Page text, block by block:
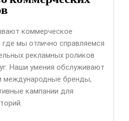
коммерческое
мы отлично справляемся
рекламных роликов
Наши умения обслуживают
международные бренды,
кампании для